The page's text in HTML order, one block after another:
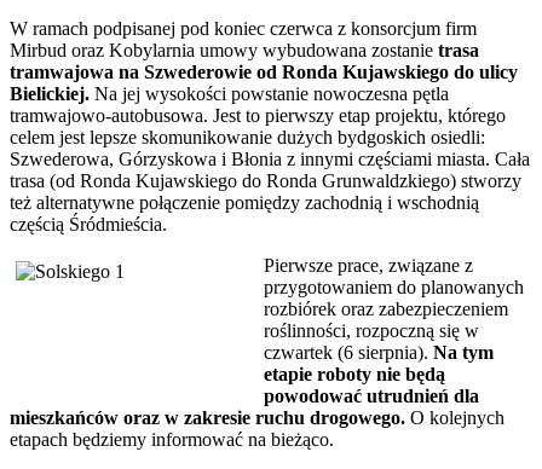
W ramach podpisanej pod koniec czerwca z konsorcjum firm
Mirbud oraz Kobylarnia umowy wybudowana zostanie trasa
tramwajowa na Szwederowie od Ronda Kujawskiego do ulicy
Bielickiej. Na jej wysokości powstanie nowoczesna pętla
tramwajowo-autobusowa. Jest to pierwszy etap projektu, którego
celem jest lepsze skomunikowanie dużych bydgoskich osiedli:
Szwederowa, Górzyskowa i Błonia z innymi częściami miasta. Cała
trasa (od Ronda Kujawskiego do Ronda Grunwaldzkiego) stworzy
też alternatywne połączenie pomiędzy zachodnią i wschodnią
częścią Śródmieścia.
Pierwsze prace, związane z
przygotowaniem do planowanych
rozbiórek oraz zabezpieczeniem
roślinności, rozpoczną się w
czwartek (6 sierpnia). Na tym
etapie roboty nie będą
powodować utrudnień dla
mieszkańców oraz w zakresie ruchu drogowego. O kolejnych
etapach będziemy informować na bieżąco.